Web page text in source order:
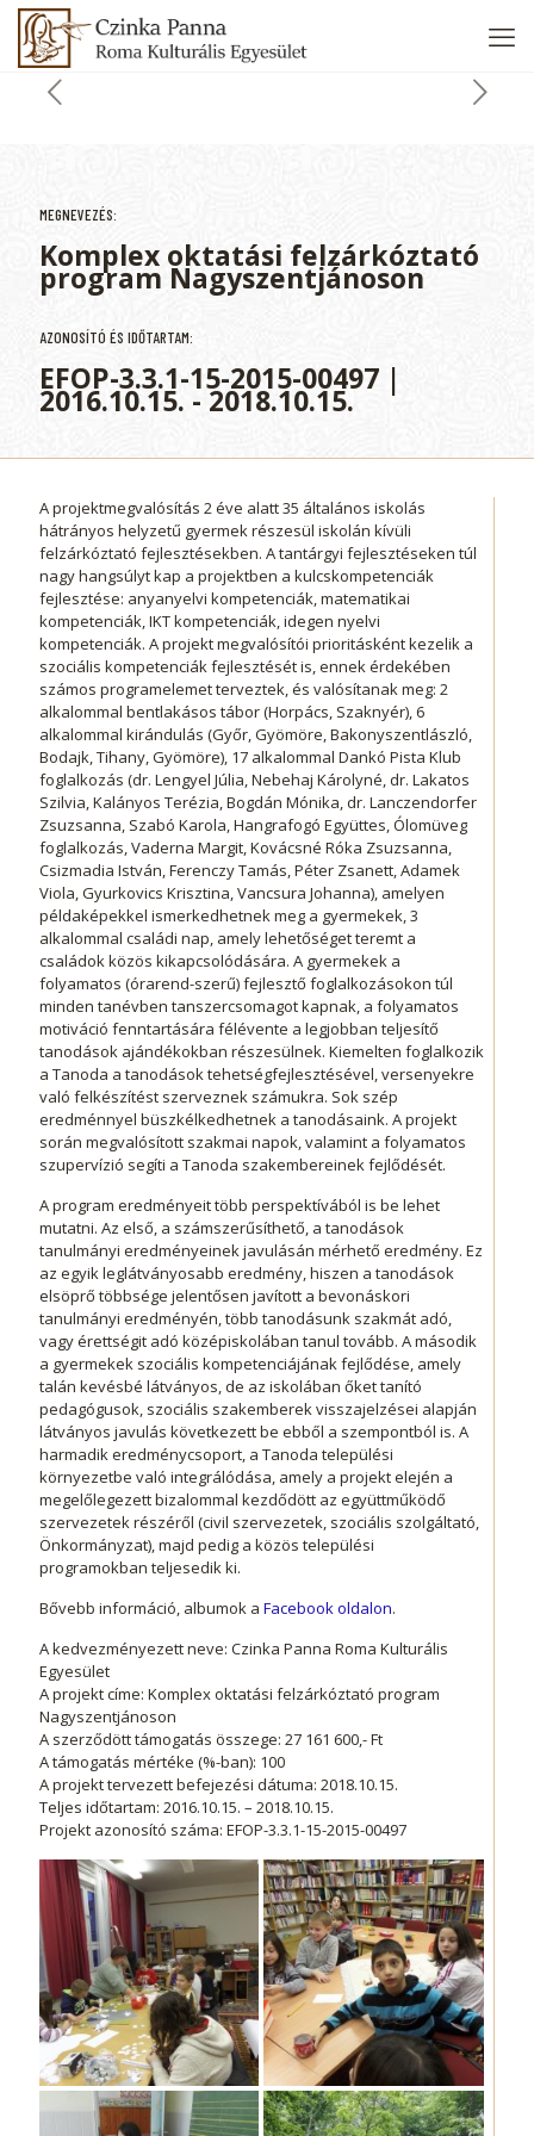
MEGNEVEZÉS:
Komplex oktatási felzárkóztató
program Nagyszentjánoson
AZONOSÍTÓ ÉS IDŐTARTAM:
EFOP-3.3.1-15-2015-00497 |
2016.10.15. - 2018.10.15.
A projektmegvalósítás 2 éve alatt 35 általános iskolás
hátrányos helyzetű gyermek részesül iskolán kívüli
felzárkóztató fejlesztésekben. A tantárgyi fejlesztéseken túl
nagy hangsúlyt kap a projektben a kulcskompetenciák
fejlesztése: anyanyelvi kompetenciák, matematikai
kompetenciák, IKT kompetenciák, idegen nyelvi
kompetenciák. A projekt megvalósítói prioritásként kezelik a
szociális kompetenciák fejlesztését is, ennek érdekében
számos programelemet terveztek, és valósítanak meg: 2
alkalommal bentlakásos tábor (Horpács, Szaknyér), 6
alkalommal kirándulás (Győr, Gyömöre, Bakonyszentlászló,
Bodajk, Tihany, Gyömöre), 17 alkalommal Dankó Pista Klub
foglalkozás (dr. Lengyel Júlia, Nebehaj Károlyné, dr. Lakatos
Szilvia, Kalányos Terézia, Bogdán Mónika, dr. Lanczendorfer
Zsuzsanna, Szabó Karola, Hangrafogó Együttes, Ólomüveg
foglalkozás, Vaderna Margit, Kovácsné Róka Zsuzsanna,
Csizmadia István, Ferenczy Tamás, Péter Zsanett, Adamek
Viola, Gyurkovics Krisztina, Vancsura Johanna), amelyen
példaképekkel ismerkedhetnek meg a gyermekek, 3
alkalommal családi nap, amely lehetőséget teremt a
családok közös kikapcsolódására. A gyermekek a
folyamatos (órarend-szerű) fejlesztő foglalkozásokon túl
minden tanévben tanszercsomagot kapnak, a folyamatos
motiváció fenntartására félévente a legjobban teljesítő
tanodások ajándékokban részesülnek. Kiemelten foglalkozik
a Tanoda a tanodások tehetségfejlesztésével, versenyekre
való felkészítést szerveznek számukra. Sok szép
eredménnyel büszkélkedhetnek a tanodásaink. A projekt
során megvalósított szakmai napok, valamint a folyamatos
szupervízió segíti a Tanoda szakembereinek fejlődését.
A program eredményeit több perspektívából is be lehet
mutatni. Az első, a számszerűsíthető, a tanodások
tanulmányi eredményeinek javulásán mérhető eredmény. Ez
az egyik leglátványosabb eredmény, hiszen a tanodások
elsöprő többsége jelentősen javított a bevonáskori
tanulmányi eredményén, több tanodásunk szakmát adó,
vagy érettségit adó középiskolában tanul tovább. A második
a gyermekek szociális kompetenciájának fejlődése, amely
talán kevésbé látványos, de az iskolában őket tanító
pedagógusok, szociális szakemberek visszajelzései alapján
látványos javulás következett be ebből a szempontból is. A
harmadik eredménycsoport, a Tanoda települési
környezetbe való integrálódása, amely a projekt elején a
megelőlegezett bizalommal kezdődött az együttműködő
szervezetek részéről (civil szervezetek, szociális szolgáltató,
Önkormányzat), majd pedig a közös települési
programokban teljesedik ki.
Bővebb információ, albumok a Facebook oldalon.
A kedvezményezett neve: Czinka Panna Roma Kulturális
Egyesület
A projekt címe: Komplex oktatási felzárkóztató program
Nagyszentjánoson
A szerződött támogatás összege: 27 161 600,- Ft
A támogatás mértéke (%-ban): 100
A projekt tervezett befejezési dátuma: 2018.10.15.
Teljes időtartam: ​2016.10.15. – 2018.10.15.
Projekt azonosító száma: EFOP-3.3.1-15-2015-00497